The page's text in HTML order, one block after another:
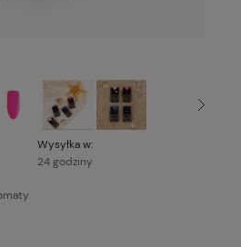
Wysyłka w:
24 godziny
kosztów płatności